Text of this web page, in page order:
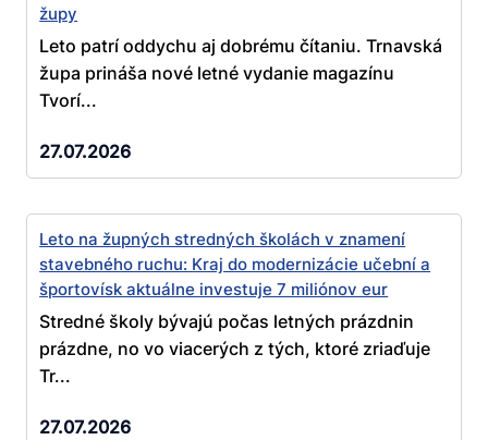
župy
Leto patrí oddychu aj dobrému čítaniu. Trnavská
župa prináša nové letné vydanie magazínu
Tvorí...
27.07.2026
Leto na župných stredných školách v znamení
stavebného ruchu: Kraj do modernizácie učební a
športovísk aktuálne investuje 7 miliónov eur
Stredné školy bývajú počas letných prázdnin
prázdne, no vo viacerých z tých, ktoré zriaďuje
Tr...
27.07.2026